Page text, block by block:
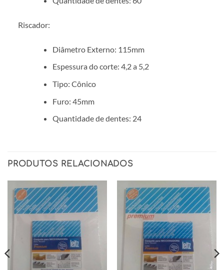
Riscador:
Diâmetro Externo: 115mm
Espessura do corte: 4,2 a 5,2
Tipo: Cônico
Furo: 45mm
Quantidade de dentes: 24
PRODUTOS RELACIONADOS